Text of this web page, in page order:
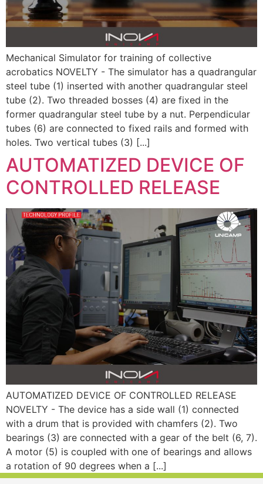
Mechanical Simulator for training of collective
acrobatics NOVELTY - The simulator has a quadrangular
steel tube (1) inserted with another quadrangular steel
tube (2). Two threaded bosses (4) are fixed in the
former quadrangular steel tube by a nut. Perpendicular
tubes (6) are connected to fixed rails and formed with
holes. Two vertical tubes (3) [...]
AUTOMATIZED DEVICE OF
CONTROLLED RELEASE
AUTOMATIZED DEVICE OF CONTROLLED RELEASE
NOVELTY - The device has a side wall (1) connected
with a drum that is provided with chamfers (2). Two
bearings (3) are connected with a gear of the belt (6, 7).
A motor (5) is coupled with one of bearings and allows
a rotation of 90 degrees when a [...]